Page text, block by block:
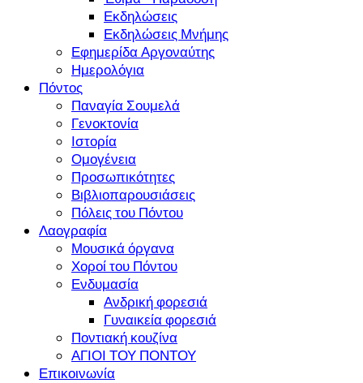
Εκδηλώσεις
Εκδηλώσεις Μνήμης
Εφημερίδα Αργοναύτης
Ημερολόγια
Πόντος
Παναγία Σουμελά
Γενοκτονία
Ιστορία
Ομογένεια
Προσωπικότητες
Βιβλιοπαρουσιάσεις
Πόλεις του Πόντου
Λαογραφία
Μουσικά όργανα
Χοροί του Πόντου
Ενδυμασία
Ανδρική φορεσιά
Γυναικεία φορεσιά
Ποντιακή κουζίνα
ΑΓΙΟΙ ΤΟΥ ΠΟΝΤΟΥ
Επικοινωνία